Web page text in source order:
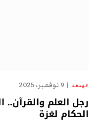
الهدهد 9 نوفمبر، 2025
رجل العلم
الحكام لغزة